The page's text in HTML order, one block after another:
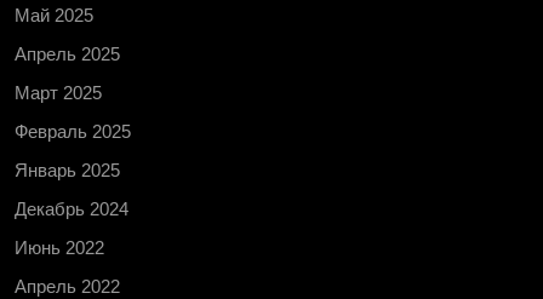
Май 2025
Апрель 2025
Март 2025
Февраль 2025
Январь 2025
Декабрь 2024
Июнь 2022
Апрель 2022